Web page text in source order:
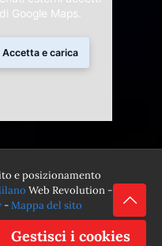
di Google Maps.
Accetta e carica
e posizionamento
Web Revolution -
-Mappa del sito
Gestisci i cookies